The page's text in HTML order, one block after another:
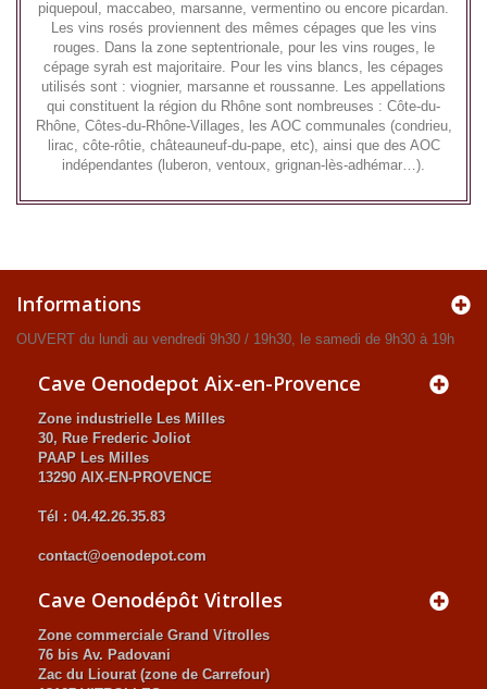
piquepoul, maccabeo, marsanne, vermentino ou encore picardan.
Les vins rosés proviennent des mêmes cépages que les vins
rouges. Dans la zone septentrionale, pour les vins rouges, le
cépage syrah est majoritaire. Pour les vins blancs, les cépages
utilisés sont : viognier, marsanne et roussanne. Les appellations
qui constituent la région du Rhône sont nombreuses : Côte-du-
Rhône, Côtes-du-Rhône-Villages, les AOC communales (condrieu,
lirac, côte-rôtie, châteauneuf-du-pape, etc), ainsi que des AOC
indépendantes (luberon, ventoux, grignan-lès-adhémar…).
Informations
OUVERT du lundi au vendredi 9h30 / 19h30, le samedi de 9h30 à 19h
Cave Oenodepot Aix-en-Provence
Zone industrielle Les Milles
30, Rue Frederic Joliot
PAAP Les Milles
13290 AIX-EN-PROVENCE
Tél : 04.42.26.35.83
contact@oenodepot.com
Cave Oenodépôt Vitrolles
Zone commerciale Grand Vitrolles
76 bis Av. Padovani
Zac du Liourat (zone de Carrefour)